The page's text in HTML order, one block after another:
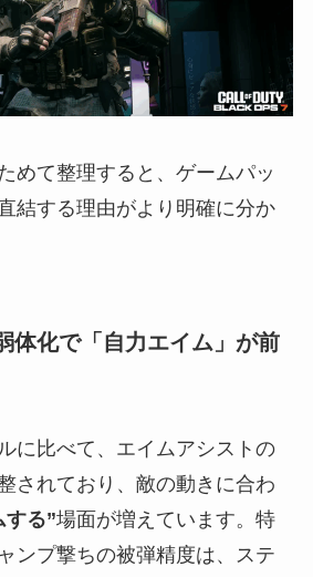
めて整理すると、ゲームパッ
結する理由がより明確に分か
体化で「自力エイム」が前
に比べて、エイムアシストの
されており、敵の動きに合わ
する”場面が増えています。特
ンプ撃ちの被弾精度は、ステ